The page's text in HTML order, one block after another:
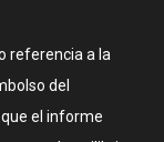
referencia a la
del
el informe